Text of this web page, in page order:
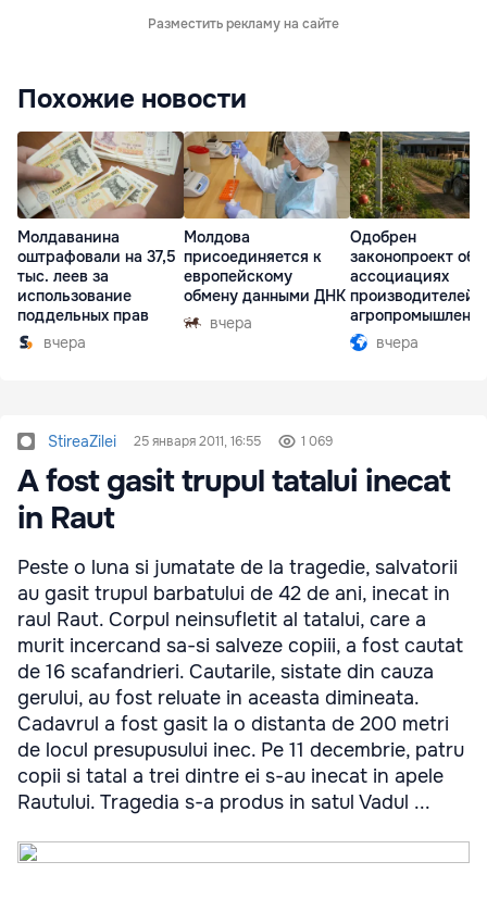
Разместить рекламу на сайте
Похожие новости
Молдаванина
оштрафовали на 37,5
тыс. леев за
использование
поддельных прав
вчера
Молдова
присоединяется к
европейскому
обмену данными ДНК
вчера
Одобрен
законопроект об
ассоциациях
производителей в
комплексе
вчера
StireaZilei 25 января 2011, 16:55 1 069
A fost gasit trupul tatalui inecat
in Raut
Peste o luna si jumatate de la tragedie, salvatorii
au gasit trupul barbatului de 42 de ani, inecat in
raul Raut. Corpul neinsufletit al tatalui, care a
murit incercand sa-si salveze copiii, a fost cautat
de 16 scafandrieri. Cautarile, sistate din cauza
gerului, au fost reluate in aceasta dimineata.
Cadavrul a fost gasit la o distanta de 200 metri
de locul presupusului inec. Pe 11 decembrie, patru
copii si tatal a trei dintre ei s-au inecat in apele
Rautului. Tragedia s-a produs in satul Vadul ...